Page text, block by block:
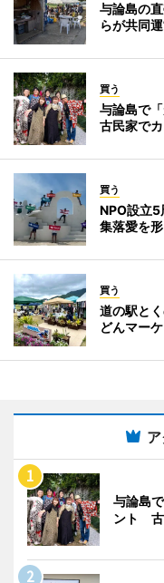
与論島の
らが共同
買う
与論島で
古民家で
買う
NPO設立5
集落愛を
買う
道の駅と
どんマーケ
与論島
ント 古